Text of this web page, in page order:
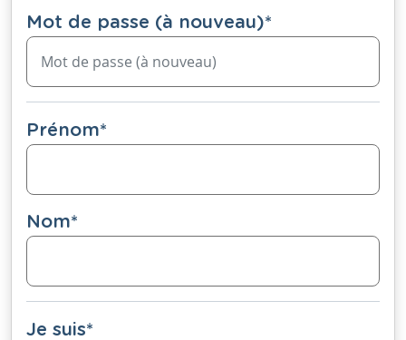
Mot de passe (à nouveau)*
Prénom*
Nom*
Je suis*